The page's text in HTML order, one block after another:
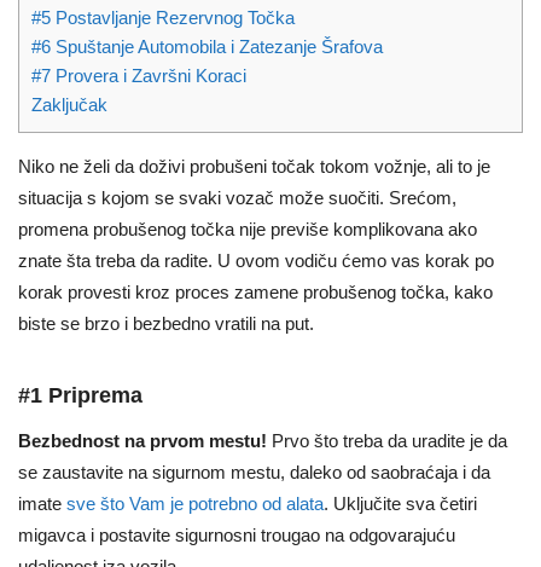
#5 Postavljanje Rezervnog Točka
#6 Spuštanje Automobila i Zatezanje Šrafova
#7 Provera i Završni Koraci
Zaključak
Niko ne želi da doživi probušeni točak tokom vožnje, ali to je
situacija s kojom se svaki vozač može suočiti. Srećom,
promena probušenog točka nije previše komplikovana ako
znate šta treba da radite. U ovom vodiču ćemo vas korak po
korak provesti kroz proces zamene probušenog točka, kako
biste se brzo i bezbedno vratili na put.
#1 Priprema
Bezbednost na prvom mestu! Prvo što treba da uradite je da
se zaustavite na sigurnom mestu, daleko od saobraćaja i da
imate sve što Vam je potrebno od alata. Uključite sva četiri
migavca i postavite sigurnosni trougao na odgovarajuću